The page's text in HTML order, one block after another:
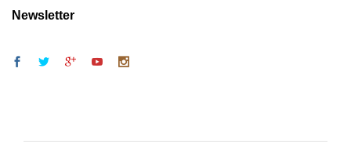
Newsletter